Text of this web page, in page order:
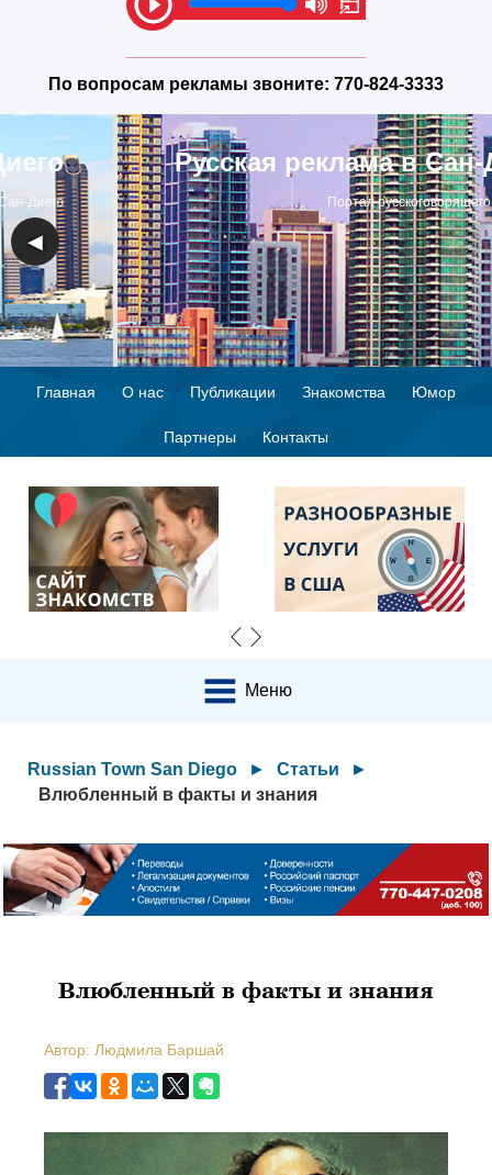
По вопросам рекламы звоните: 770-824-3333
Русская реклама в Сан-Диего
Портал русскоговорящего Сан-Диего
◀ ▶
Главная О нас Публикации Знакомства Юмор
Партнеры Контакты
Меню
Russian Town San Diego ► Статьи
►
Влюбленный в факты и знания
Влюбленный в факты и знания
Автор: Людмила Баршай